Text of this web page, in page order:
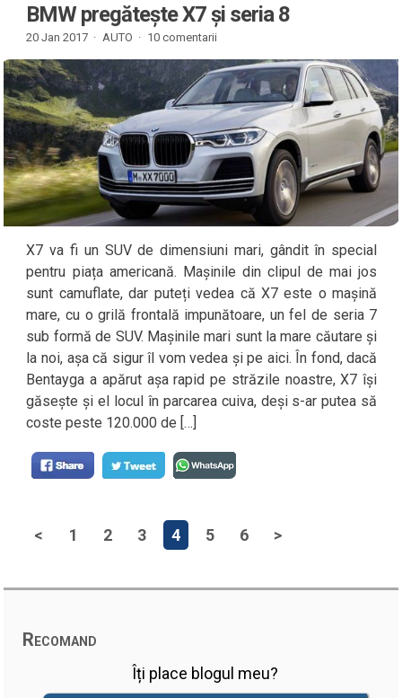
BMW pregătește X7 și seria 8
20 Jan 2017 · AUTO · 10 comentarii
X7 va fi un SUV de dimensiuni mari, gândit în special
pentru piața americană. Mașinile din clipul de mai jos
sunt camuflate, dar puteți vedea că X7 este o mașină
mare, cu o grilă frontală impunătoare, un fel de seria 7
sub formă de SUV. Mașinile mari sunt la mare căutare și
la noi, așa că sigur îl vom vedea și pe aici. În fond, dacă
Bentayga a apărut așa rapid pe străzile noastre, X7 își
găsește și el locul în parcarea cuiva, deși s-ar putea să
coste peste 120.000 de […]
< 1 2 3 4 5 6 >
Recomand
Îți place blogul meu?